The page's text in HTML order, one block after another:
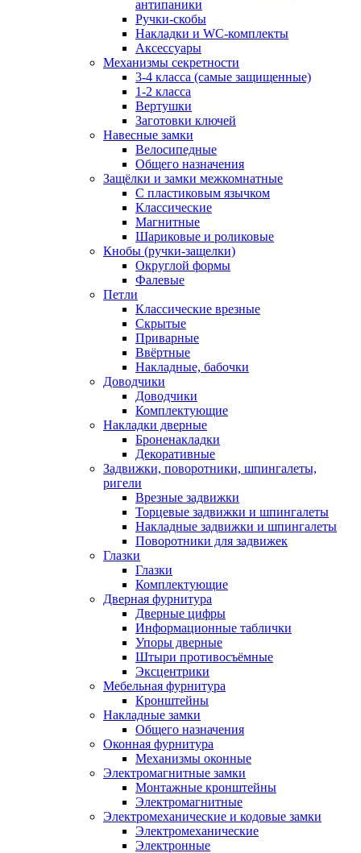
антипаники
Ручки-скобы
Накладки и WC-комплекты
Аксессуары
Механизмы секретности
3-4 класса (самые защищенные)
1-2 класса
Вертушки
Заготовки ключей
Навесные замки
Велосипедные
Общего назначения
Защёлки и замки межкомнатные
С пластиковым язычком
Классические
Магнитные
Шариковые и роликовые
Кнобы (ручки-защелки)
Округлой формы
Фалевые
Петли
Классические врезные
Скрытые
Приварные
Ввёртные
Накладные, бабочки
Доводчики
Доводчики
Комплектующие
Накладки дверные
Броненакладки
Декоративные
Задвижки, поворотники, шпингалеты,
ригели
Врезные задвижки
Торцевые задвижки и шпингалеты
Накладные задвижки и шпингалеты
Поворотники для задвижек
Глазки
Глазки
Комплектующие
Дверная фурнитура
Дверные цифры
Информационные таблички
Упоры дверные
Штыри противосъёмные
Эксцентрики
Мебельная фурнитура
Кронштейны
Накладные замки
Общего назначения
Оконная фурнитура
Механизмы оконные
Электромагнитные замки
Монтажные кронштейны
Электромагнитные
Электромеханические и кодовые замки
Электромеханические
Электронные